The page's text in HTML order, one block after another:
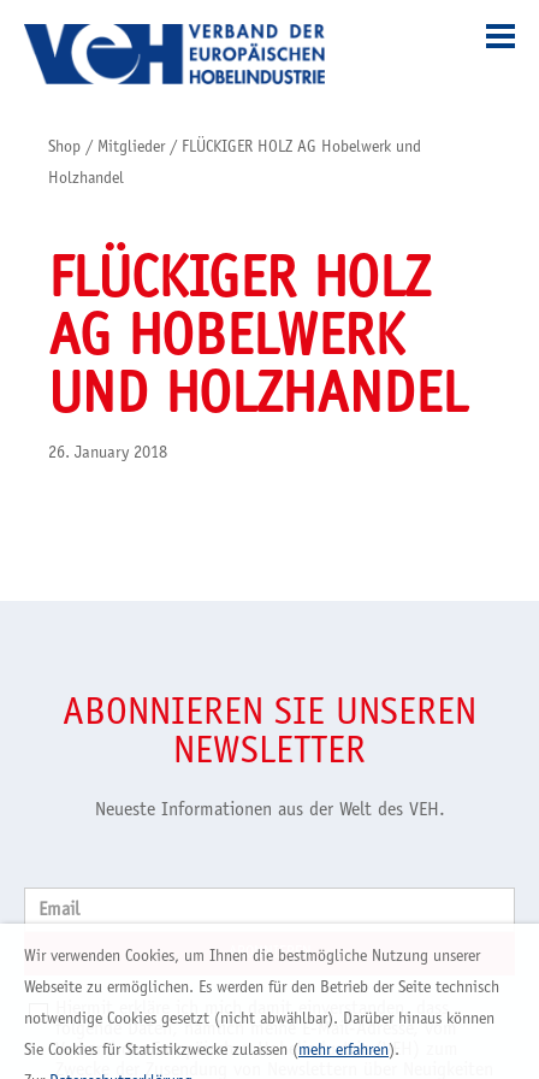
Shop / Mitglieder/ FLÜCKIGER HOLZ AG Hobelwerk und
Holzhandel
FLÜCKIGER HOLZ
AG HOBELWERK
UND HOLZHANDEL
26. January 2018
ABONNIEREN SIE UNSEREN
NEWSLETTER
Neueste Informationen aus der Welt des VEH.
Email
Hiermit erkläre ich mich damit einverstanden, dass
folgende Daten, nämlich meine E-Mail-Adresse, vom
Verband der Europäischen Hobelindustrie (VEH) zum
Zwecke der Zusendung von Newslettern über Neuigkeiten
Wir verwenden Cookies, um Ihnen die bestmögliche Nutzung unserer
Webseite zu ermöglichen. Es werden für den Betrieb der Seite technisch
notwendige Cookies gesetzt (nicht abwählbar). Darüber hinaus können
Sie Cookies für Statistikzwecke zulassen (mehr erfahren).